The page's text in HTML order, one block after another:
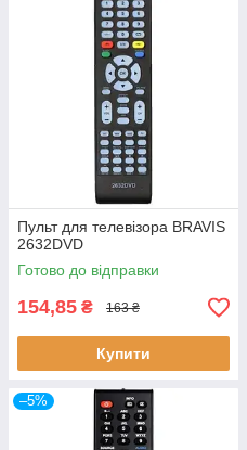
Пульт для телевізора BRAVIS
2632DVD
Готово до відправки
154,85 ₴ 163 ₴
Купити
–5%